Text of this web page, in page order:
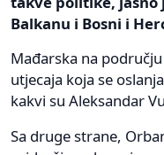
Balkanu i Bosni i
Mađarska na
utjecaja koja se
kakvi su Aleksandar
Sa druge strane,